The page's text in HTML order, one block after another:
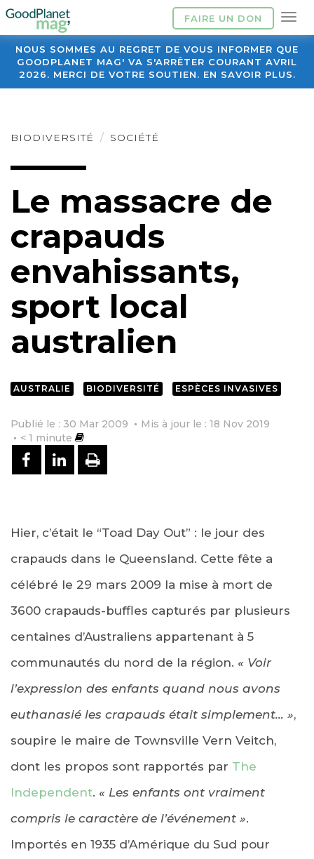
FAIRE UN DON
NOUS SOMMES AU REGRET DE VOUS INFORMER QUE
GOODPLANET MAG' VA S'ARRÊTER COURANT AVRIL
2026. MERCI DE VOTRE SOUTIEN. EN SAVOIR PLUS.
BIODIVERSITÉ SOCIÉTÉ
Le massacre de
crapauds
envahissants,
sport local
australien
AUSTRALIE BIODIVERSITÉ ESPÈCES INVASIVES
Publié le : 30 Mar 2009
Mis à jour le : 18 Nov 2019
< 1 minute
PARTAGER SUR FACEBOOK
PARTAGER SUR LINKEDIN
IMPRIMER
Hier, c’était le “Toad Day Out” : le jour des
crapauds dans le Queensland. Cette fête a
célébré le 29 mars 2009 la mise à mort de
3600 crapauds-buffles capturés par plusieurs
centaines d’Australiens appartenant à 5
communautés du nord de la région. « Voir
l’expression des enfants quand nous avons
euthanasié les crapauds était simplement… »,
soupire le maire de Townsville Vern Veitch,
dont les propos sont rapportés par The
Independent. « Les enfants ont vraiment
compris le caractère de l’événement ».
Importés en 1935 d’Amérique du Sud pour